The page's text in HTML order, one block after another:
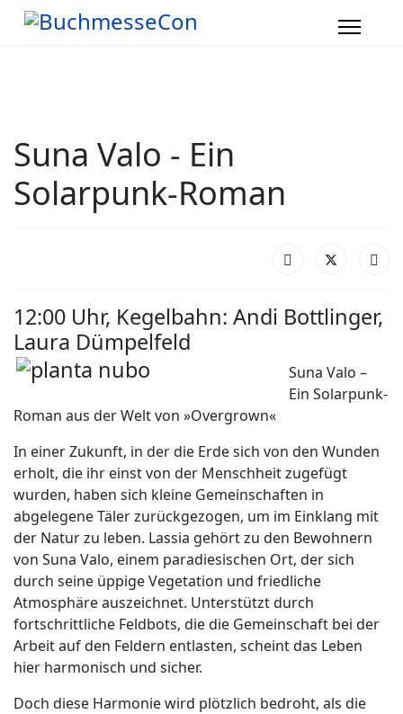
Suna Valo - Ein
Solarpunk-Roman
12:00 Uhr, Kegelbahn: Andi Bottlinger,
Laura Dümpelfeld
Suna Valo –
Ein Solarpunk-
Roman aus der Welt von »Overgrown«
In einer Zukunft, in der die Erde sich von den Wunden
erholt, die ihr einst von der Menschheit zugefügt
wurden, haben sich kleine Gemeinschaften in
abgelegene Täler zurückgezogen, um im Einklang mit
der Natur zu leben. Lassia gehört zu den Bewohnern
von Suna Valo, einem paradiesischen Ort, der sich
durch seine üppige Vegetation und friedliche
Atmosphäre auszeichnet. Unterstützt durch
fortschrittliche Feldbots, die die Gemeinschaft bei der
Arbeit auf den Feldern entlasten, scheint das Leben
hier harmonisch und sicher.
Doch diese Harmonie wird plötzlich bedroht, als die